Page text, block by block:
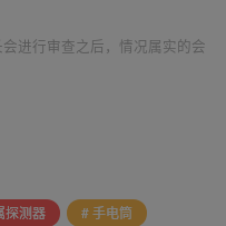
会进行审查之后，情况属实的会
探测器
# 手电筒